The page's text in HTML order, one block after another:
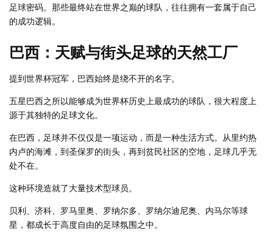
足球密码。那些最终站在世界之巅的球队，往往拥有一套属于自己
的成功逻辑。
巴西：天赋与街头足球的天然工厂
提到世界杯冠军，巴西始终是绕不开的名字。
五星巴西之所以能够成为世界杯历史上最成功的球队，很大程度上
源于其独特的足球文化。
在巴西，足球并不仅仅是一项运动，而是一种生活方式。从里约热
内卢的海滩，到圣保罗的街头，再到贫民社区的空地，足球几乎无
处不在。
这种环境造就了大量技术型球员。
贝利、济科、罗马里奥、罗纳尔多、罗纳尔迪尼奥、内马尔等球
星，都成长于高度自由的足球氛围之中。